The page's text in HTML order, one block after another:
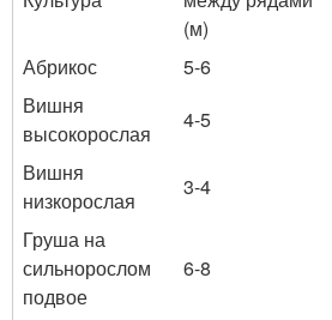
(м)
Абрикос
5-6
Вишня
высокорослая
4-5
Вишня
низкорослая
3-4
Груша на
сильнорослом
подвое
6-8